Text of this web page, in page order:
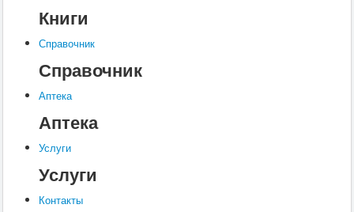
Контакты
Шкатулки
Книги
Справочник
Справочник
Аптека
Аптека
Услуги
Услуги
Контакты